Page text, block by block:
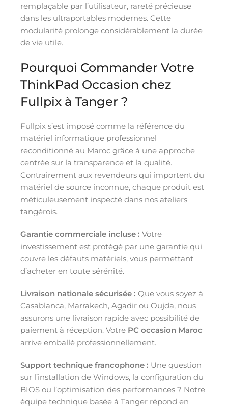
remplaçable par l’utilisateur, rareté précieuse
dans les ultraportables modernes. Cette
modularité prolonge considérablement la durée
de vie utile.
Pourquoi Commander Votre
ThinkPad Occasion chez
Fullpix à Tanger ?
Fullpix s’est imposé comme la référence du
matériel informatique professionnel
reconditionné au Maroc grâce à une approche
centrée sur la transparence et la qualité.
Contrairement aux revendeurs qui importent du
matériel de source inconnue, chaque produit est
méticuleusement inspecté dans nos ateliers
tangérois.
Garantie commerciale incluse : Votre
investissement est protégé par une garantie qui
couvre les défauts matériels, vous permettant
d’acheter en toute sérénité.
Livraison nationale sécurisée : Que vous soyez à
Casablanca, Marrakech, Agadir ou Oujda, nous
assurons une livraison rapide avec possibilité de
paiement à réception. Votre PC occasion Maroc
arrive emballé professionnellement.
Support technique francophone : Une question
sur l’installation de Windows, la configuration du
BIOS ou l’optimisation des performances ? Notre
équipe technique basée à Tanger répond en